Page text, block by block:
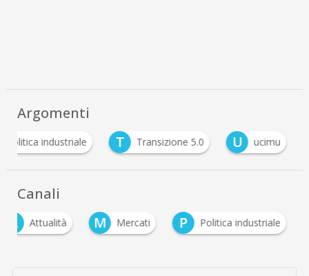
Argomenti
politica industriale T Transizione 5.0 U ucimu
Canali
A
Attualità M Mercati P Politica industriale